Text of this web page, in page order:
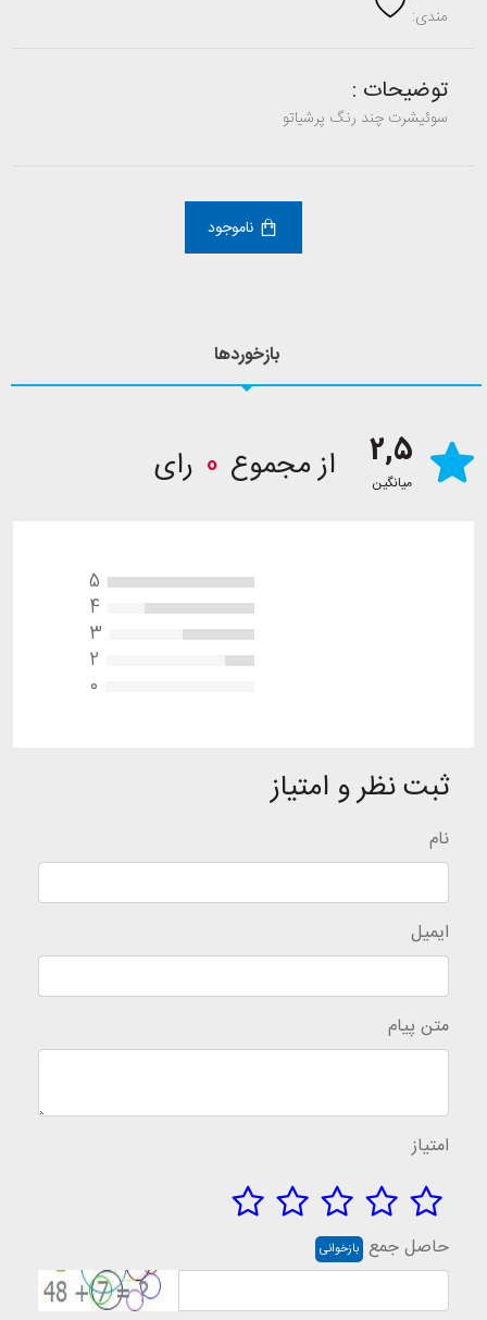
مندی:
توضیحات :
سوئیشرت چند رنگ پرشیاتو
ناموجود
بازخوردها
2,5
میانگین از مجموع 0 رای
5
4
3
2
0
ثبت نظر و امتیاز
نام
ایمیل
متن پیام
امتیاز
حاصل جمع بازخوانی